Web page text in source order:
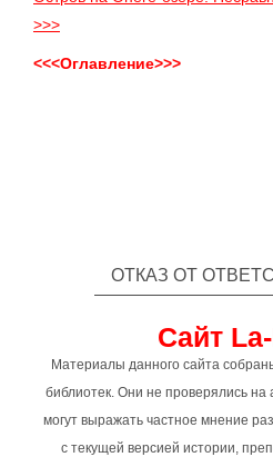
>>>
<<<Оглавление>>>
ОТКАЗ ОТ
Сайт
Материалы данного сайта
библиотек. Они не проверялись на
могут выражать частное мнение
с текущей версией истории,